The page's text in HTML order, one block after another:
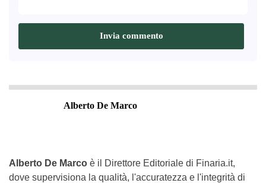
Alberto De Marco
Alberto De Marco è il Direttore Editoriale di Finaria.it,
dove supervisiona la qualità, l'accuratezza e l'integrità di